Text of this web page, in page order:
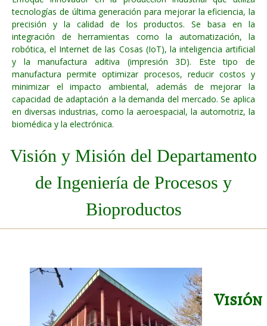
tecnologías de última generación para mejorar la eficiencia, la
precisión y la calidad de los productos. Se basa en la
integración de herramientas como la automatización, la
robótica, el Internet de las Cosas (IoT), la inteligencia artificial
y la manufactura aditiva (impresión 3D). Este tipo de
manufactura permite optimizar procesos, reducir costos y
minimizar el impacto ambiental, además de mejorar la
capacidad de adaptación a la demanda del mercado. Se aplica
en diversas industrias, como la aeroespacial, la automotriz, la
biomédica y la electrónica.
Visión y Misión del Departamento
de Ingeniería de Procesos y
Bioproductos
Visión